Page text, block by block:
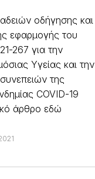
οδήγησης και
εφαρμογής του
267 για την
Υγείας και την
της
COVID-19
άρθρο εδώ